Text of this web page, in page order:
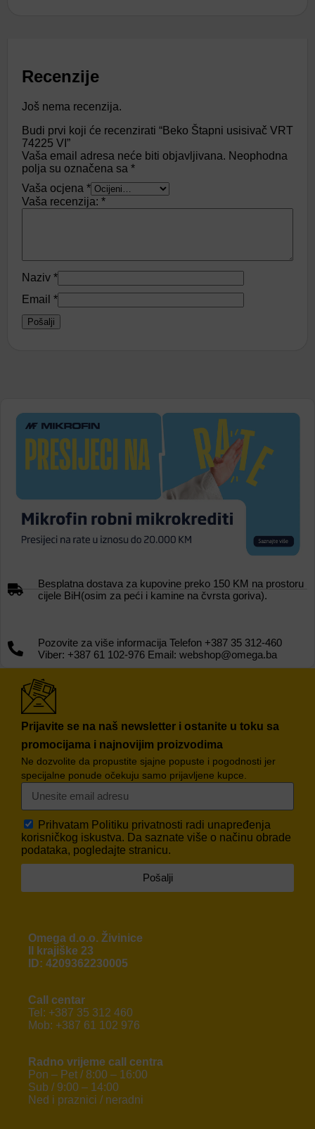
Recenzije
Još nema recenzija.
Budi prvi koji će recenzirati “Beko Štapni usisivač VRT
74225 VI”
Vaša email adresa neće biti objavljivana. Neophodna
polja su označena sa *
Vaša ocjena *
Vaša recenzija: *
Naziv *
Email *
Besplatna dostava za kupovine preko 150 KM na prostoru
cijele BiH(osim za peći i kamine na čvrsta goriva).
Pozovite za više informacija Telefon +387 35 312-460
Viber: +387 61 102-976 Email: webshop@omega.ba
Prijavite se na naš newsletter i ostanite u toku sa
promocijama i najnovijim proizvodima
Ne dozvolite da propustite sjajne popuste i pogodnosti jer
specijalne ponude očekuju samo prijavljene kupce.
Prihvatam Politiku privatnosti radi unapređenja
korisničkog iskustva. Da saznate više o načinu obrade
podataka, pogledajte stranicu.
Pošalji
Omega d.o.o. Živinice
II krajiške 23
ID: 4209362230005
Call centar
Tel: +387 35 312 460
Mob: +387 61 102 976
Radno vrijeme call centra
Pon – Pet / 8:00 – 16:00
Sub / 9:00 – 14:00
Ned i praznici / neradni